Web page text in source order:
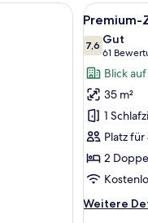
Fenster mit Blick auf
Bett, einem kleinen Tisch,
Alle
Fotos
für
Zimmer,
Poolblick
anzeigen
7
Premium-
7,67,6 von 10
Gut
61
(61
Blick
35 m²
1
Platz
2
Weitere
Weitere